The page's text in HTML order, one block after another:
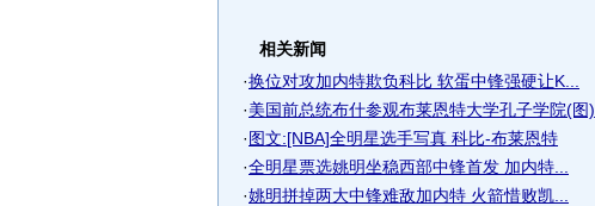
相关新闻
·换位对攻加内特欺负科比 软蛋中锋强硬让K...
·美国前总统布什参观布莱恩特大学孔子学院(图)
·图文:[NBA]全明星选手写真 科比-布莱恩特
·全明星票选姚明坐稳西部中锋首发 加内特...
·姚明拼掉两大中锋难敌加内特 火箭惜败凯...